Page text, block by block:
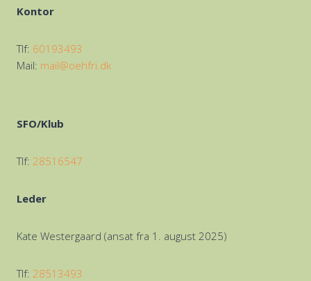
Kontor
Tlf: 60193493‬
Mail: mail@oehfri.dk
SFO/Klub
Tlf: 28516547‬
Leder
Kate Westergaard (ansat fra 1. august 2025)
Tlf: 28513493‬